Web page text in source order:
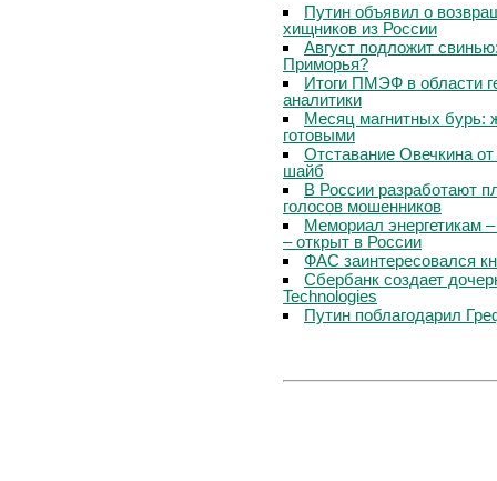
Путин объявил о
хищников из России
Август подложит
Приморья?
Итоги ПМЭФ в области
аналитики
Месяц магнитных бурь:
готовыми
Отставание Овечкина
шайб
В России разработают
голосов мошенников
Мемориал энергетикам
– открыт в России
ФАС заинтересовался
Сбербанк создает
Technologies
Путин поблагодарил